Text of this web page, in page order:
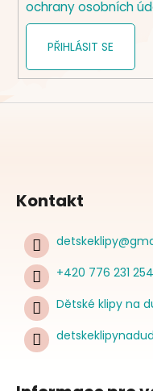
ochrany osobních
PŘIHLÁSIT SE
Kontakt
detskeklipy@
+420 776 231 254
Dětské klipy na